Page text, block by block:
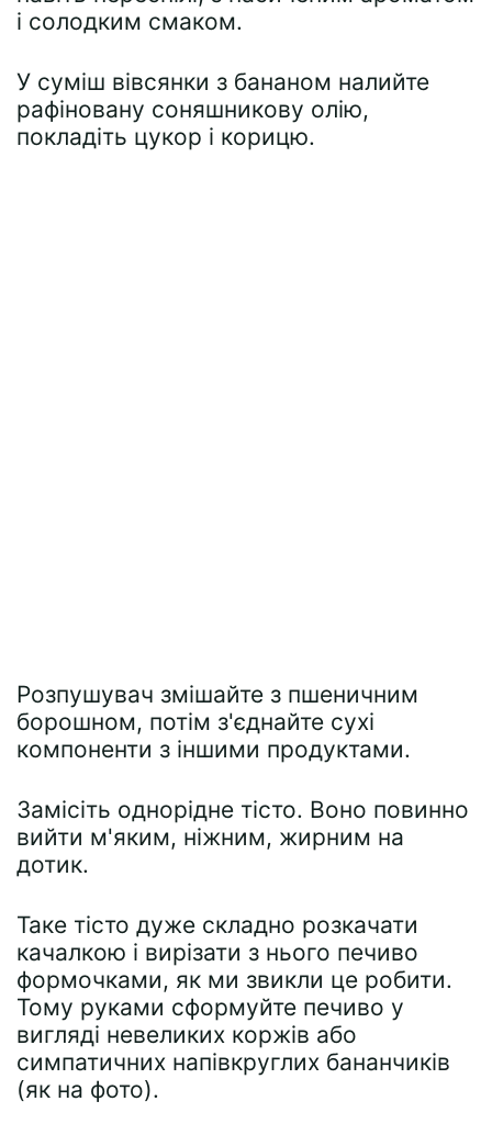
і солодким смаком.
У суміш вівсянки з бананом налийте
рафіновану соняшникову олію,
покладіть цукор і корицю.
Розпушувач змішайте з пшеничним
борошном, потім з'єднайте сухі
компоненти з іншими продуктами.
Замісіть однорідне тісто. Воно повинно
вийти м'яким, ніжним, жирним на
дотик.
Таке тісто дуже складно розкачати
качалкою і вирізати з нього печиво
формочками, як ми звикли це робити.
Тому руками сформуйте печиво у
вигляді невеликих коржів або
симпатичних напівкруглих бананчиків
(як на фото).